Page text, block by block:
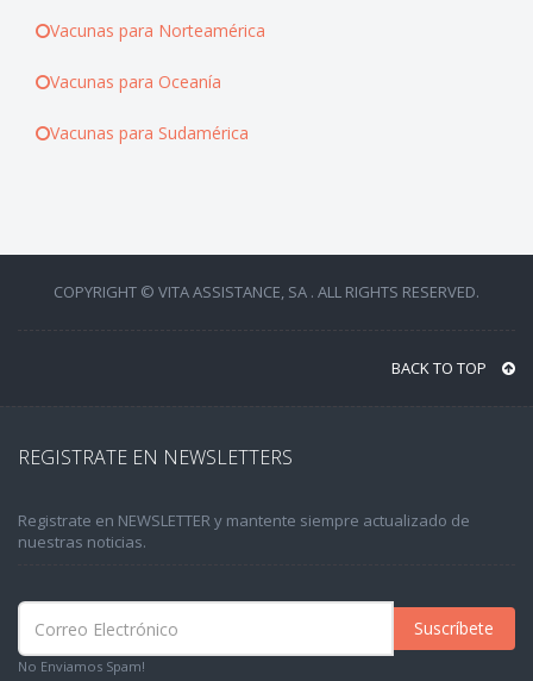
Vacunas para Norteamérica
Vacunas para Oceanía
Vacunas para Sudamérica
COPYRIGHT © VITA ASSISTANCE, SA . ALL RIGHTS RESERVED.
BACK TO TOP
REGISTRATE EN NEWSLETTERS
Registrate en NEWSLETTER y mantente siempre actualizado de
nuestras noticias.
Suscríbete
No Enviamos Spam!